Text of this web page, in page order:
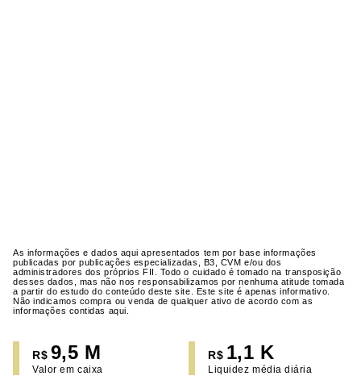
As informações e dados aqui apresentados tem por base informações
publicadas por publicações especializadas, B3, CVM e/ou dos
administradores dos próprios FII. Todo o cuidado é tomado na transposição
desses dados, mas não nos responsabilizamos por nenhuma atitude tomada
a partir do estudo do conteúdo deste site. Este site é apenas informativo.
Não indicamos compra ou venda de qualquer ativo de acordo com as
informações contidas aqui.
R$ 9,5 M
Valor em caixa
R$ 1,1 K
Liquidez média diária